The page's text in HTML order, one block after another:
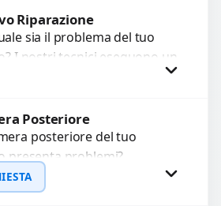
Procedi
Riparazione
sia il problema del tuo
I nostri tecnici eseguono un
con strumenti
Procedi
Posteriore
posteriore del tuo
presenta problemi?
per risolvere guasti come
messa a fuoco non